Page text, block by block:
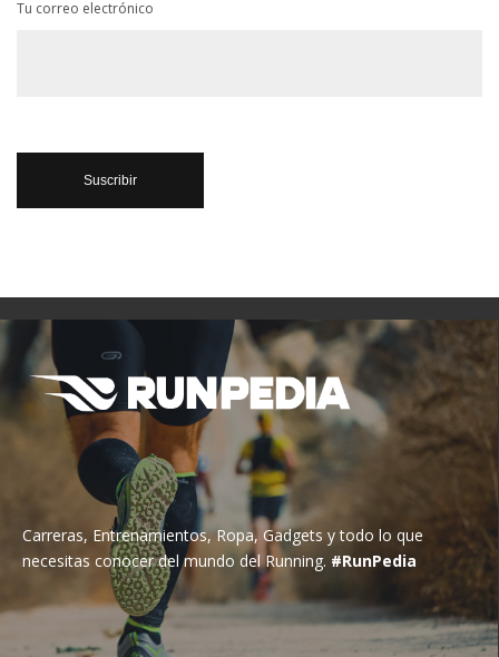
Tu correo electrónico
Carreras, Entrenamientos, Ropa, Gadgets y todo lo que
necesitas conocer del mundo del Running. #RunPedia